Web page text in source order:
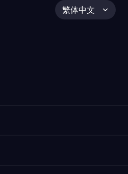
繁体中文